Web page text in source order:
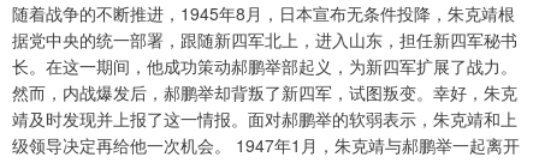
随着战争的不断推进，1945年8月，日本宣布无条件投降，朱克靖根
据党中央的统一部署，跟随新四军北上，进入山东，担任新四军秘书
长。在这一期间，他成功策动郝鹏举部起义，为新四军扩展了战力。
然而，内战爆发后，郝鹏举却背叛了新四军，试图叛变。幸好，朱克
靖及时发现并上报了这一情报。面对郝鹏举的软弱表示，朱克靖和上
级领导决定再给他一次机会。 1947年1月，朱克靖与郝鹏举一起离开